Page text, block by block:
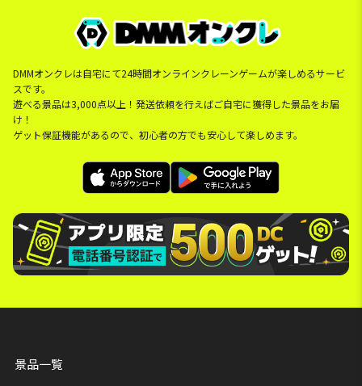
DMMオンクレは自宅にて24時間オンラインクレーンゲームが楽しめるサービ
スです。
遊べる景品は3,000点以上！発送依頼を行えばご自宅に獲得した景品をお届
け！
ゲット保証機能があるので、初心者の方でも安心して楽しめます。
景品一覧